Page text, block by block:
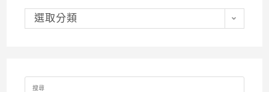
分
類選取分類
Search
for: